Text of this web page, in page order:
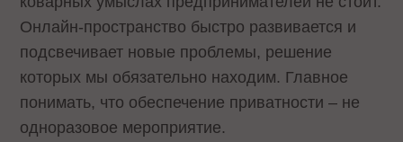
Онлайн-пространство быстро развивается и
подсвечивает новые проблемы, решение
которых мы обязательно находим. Главное
понимать, что обеспечение приватности – не
одноразовое мероприятие.